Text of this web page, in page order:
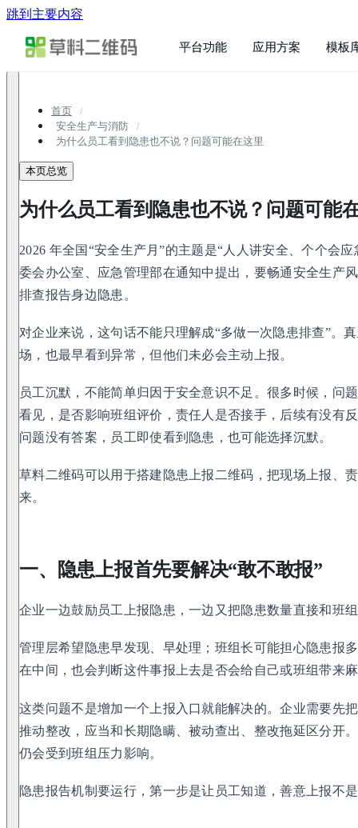
跳到主要内容
平台功能 应用方案 模板
首页
安全生产与消防
为什么员工看到隐患也不说？问题可能在这里
本页总览
为什么员工看到隐患也不说？问题可能
2026 年全国“安全生产月”的主题是“人人讲安全、个个会
委会办公室、应急管理部在通知中提出，要畅通安全生产
排查报告身边隐患。
对企业来说，这句话不能只理解成“多做一次隐患排查”。
场，也最早看到异常，但他们未必会主动上报。
员工沉默，不能简单归因于安全意识不足。很多时候，问
看见，是否影响班组评价，责任人是否接手，后续有没有
问题没有答案，员工即使看到隐患，也可能选择沉默。
草料二维码可以用于搭建隐患上报二维码，把现场上报、
来。
一、隐患上报首先要解决“敢不敢报”
企业一边鼓励员工上报隐患，一边又把隐患数量直接和班
管理层希望隐患早发现、早处理；班组长可能担心隐患报
在中间，也会判断这件事报上去是否会给自己或班组带来
这类问题不是增加一个上报入口就能解决的。企业需要先
推动整改，应当和长期隐瞒、被动查出、整改拖延区分开
仍会受到班组压力影响。
隐患报告机制要运行，第一步是让员工知道，善意上报不